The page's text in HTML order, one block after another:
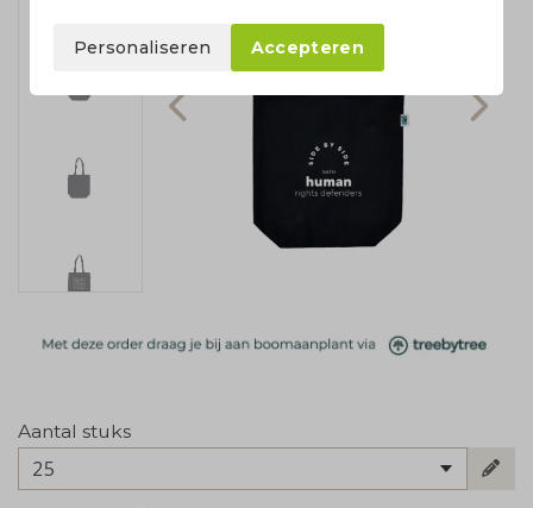
Aantal stuks
25
Personaliseren Accepteren